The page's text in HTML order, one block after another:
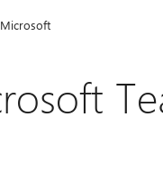
Microsoft بالكامل